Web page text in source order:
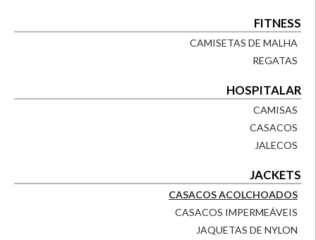
FITNESS
CAMISETAS DE MALHA
REGATAS
HOSPITALAR
CAMISAS
CASACOS
JALECOS
JACKETS
CASACOS ACOLCHOADOS
CASACOS IMPERMEÁVEIS
JAQUETAS DE NYLON